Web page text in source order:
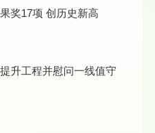
华农获广东省哲社优秀成果奖17项 创历史新高
升工程并慰问一线值守